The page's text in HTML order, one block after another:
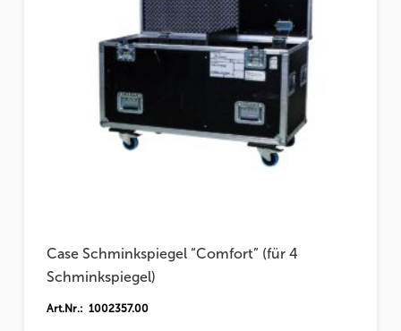
Case Schminkspiegel “Comfort” (für 4
Schminkspiegel)
Art.Nr.: 1002357.00